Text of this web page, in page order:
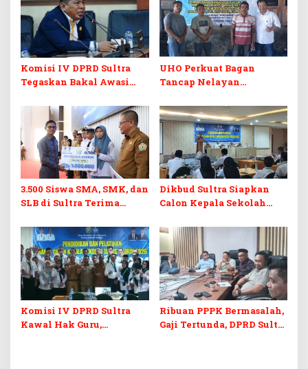
Komisi IV DPRD Sultra
Tegaskan Bakal Awasi
Ancam Tindak Sekolah
yang Menyimpang
UHO Perkuat Bagan
Tancap Nelayan
3.500 Siswa SMA, SMK, dan
SLB di Sultra Terima
Dikbud Sultra Siapkan
Calon Kepala Sekolah
Pelatihan BCKS
Komisi IV DPRD Sultra
Kawal Hak Guru,
Ribuan PPPK Bermasalah,
Gaji Tertunda, DPRD Sultra